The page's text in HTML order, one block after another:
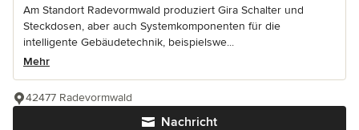
Am Standort Radevormwald produziert Gira Schalter und
Steckdosen, aber auch Systemkomponenten für die
intelligente Gebäudetechnik, beispielswe...
Mehr
Nachricht
42477 Radevormwald